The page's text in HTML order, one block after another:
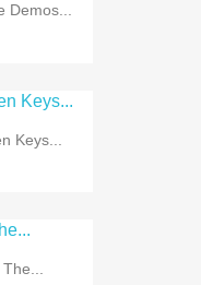
Demos...
Keys...